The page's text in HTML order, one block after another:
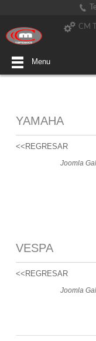
CM
Menu
YAMAHA
<<REGRESAR
Joomla
VESPA
<<REGRESAR
Joomla